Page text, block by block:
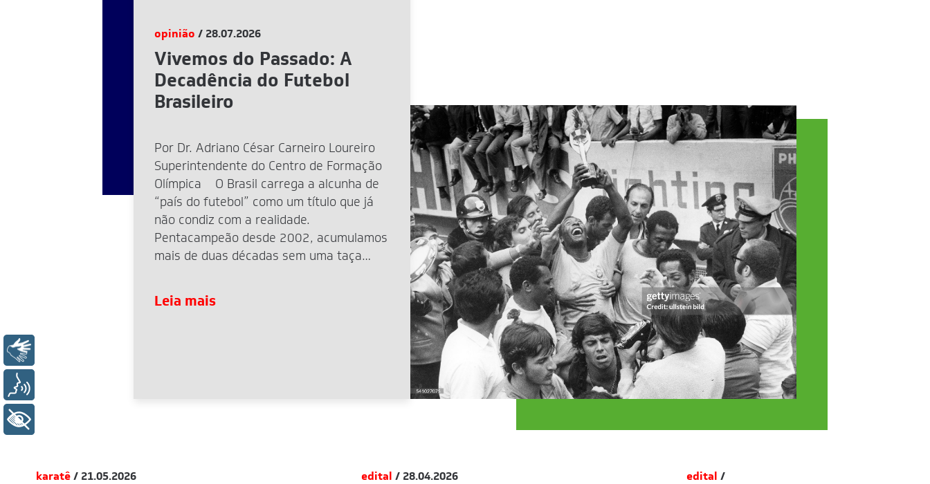
opinião / 28.07.2026
Vivemos do Passado: A
Decadência do Futebol
Brasileiro
Por Dr. Adriano César Carneiro Loureiro
Superintendente do Centro de Formação
Olímpica O Brasil carrega a alcunha de
“país do futebol” como um título que já
não condiz com a realidade.
Pentacampeão desde 2002, acumulamos
mais de duas décadas sem uma taça
2026 reacendeu o debate, mas […]
Leia mais
karatê/ 21.05.2026 edital / 28.04.2026 edital /